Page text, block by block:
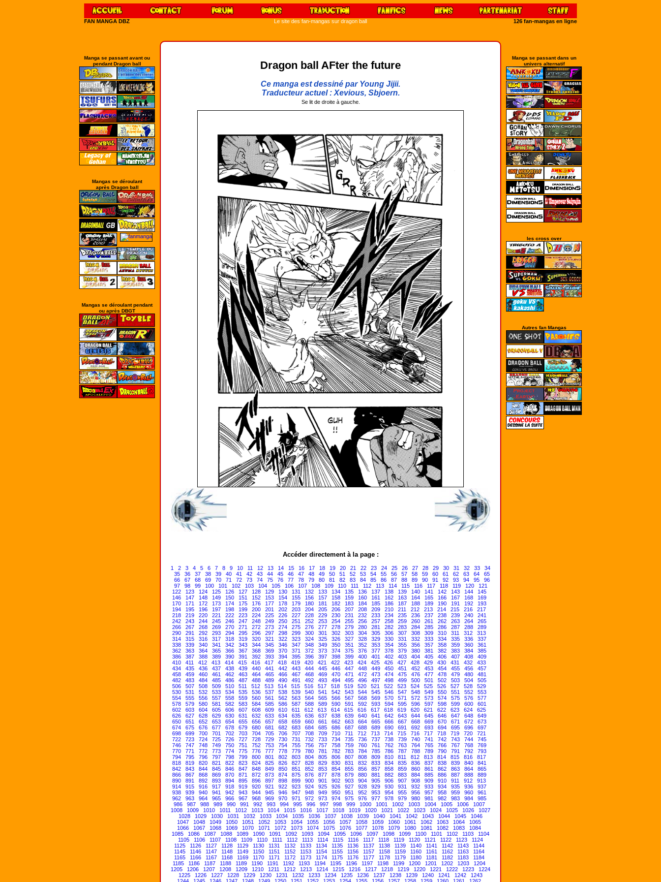
FAN MANGA DBZ Le site des fan-mangas sur dragon ball 126 fan-mangas en ligne
Manga se passant dans un
univers alternatif
les cross over
Autres fan Mangas
Manga se passant avant ou
pendant Dragon ball
Mangas se déroulant
après Dragon ball
Mangas se déroulant pendant
ou après DBGT
Dragon ball AFter the future
Ce manga est dessiné par Young Jijii.
Traducteur actuel : Xevious, Sbjoern.
Se lit de droite à gauche.
Accéder directement à la page :
1 2 3 4 5 6 7 8 9 10 11 12 13 14 15 16 17 18 19 20 21 22 23 24 25 26 27 28 29 30 31 32 33
34
35
36 37 38 39 40 41 42 43 44 45 46 47 48 49 50 51 52 53 54 55 56 57 58 59 60 61 62 63 64
65
66
67 68 69 70 71 72 73 74 75 76 77 78 79 80 81 82 83 84 85 86 87 88 89 90 91 92 93 94 95
96
97
98 99 100 101 102 103 104 105 106 107 108 109 110 111 112 113 114 115 116 117 118 119 120
121
122
123 124 125 126 127 128 129 130 131 132 133 134 135 136 137 138 139 140 141 142 143 144
145
146
147 148 149 150 151 152 153 154 155 156 157 158 159 160 161 162 163 164 165 166 167 168
169
170
171 172 173 174 175 176 177 178 179 180 181 182 183 184 185 186 187 188 189 190 191 192
193
194
195 196 197 198 199 200 201 202 203 204 205 206 207 208 209 210 211 212 213 214 215 216
217
218
219 220 221 222 223 224 225 226 227 228 229 230 231 232 233 234 235 236 237 238 239 240
241
242
243 244 245 246 247 248 249 250 251 252 253 254 255 256 257 258 259 260 261 262 263 264
265
266
267 268 269 270 271 272 273 274 275 276 277 278 279 280 281 282 283 284 285 286 287 288
289
290
291 292 293 294 295 296 297 298 299 300 301 302 303 304 305 306 307 308 309 310 311 312
313
314
315 316 317 318 319 320 321 322 323 324 325 326 327 328 329 330 331 332 333 334 335 336
337
338
339 340 341 342 343 344 345 346 347 348 349 350 351 352 353 354 355 356 357 358 359 360
361
362
363 364 365 366 367 368 369 370 371 372 373 374 375 376 377 378 379 380 381 382 383 384
385
386
387 388 389 390 391 392 393 394 395 396 397 398 399 400 401 402 403 404 405 406 407 408
409
410
411 412 413 414 415 416 417 418 419 420 421 422 423 424 425 426 427 428 429 430 431 432
433
434
435 436 437 438 439 440 441 442 443 444 445 446 447 448 449 450 451 452 453 454 455 456
457
458
459 460 461 462 463 464 465 466 467 468 469 470 471 472 473 474 475 476 477 478 479 480
481
482
483 484 485 486 487 488 489 490 491 492 493 494 495 496 497 498 499 500 501 502 503 504
505
506
507 508 509 510 511 512 513 514 515 516 517 518 519 520 521 522 523 524 525 526 527 528
529
530
531 532 533 534 535 536 537 538 539 540 541 542 543 544 545 546 547 548 549 550 551 552
553
554
555 556 557 558 559 560 561 562 563 564 565 566 567 568 569 570 571 572 573 574 575 576
577
578
579 580 581 582 583 584 585 586 587 588 589 590 591 592 593 594 595 596 597 598 599 600
601
602
603 604 605 606 607 608 609 610 611 612 613 614 615 616 617 618 619 620 621 622 623 624
625
626
627 628 629 630 631 632 633 634 635 636 637 638 639 640 641 642 643 644 645 646 647 648
649
650
651 652 653 654 655 656 657 658 659 660 661 662 663 664 665 666 667 668 669 670 671 672
673
674
675 676 677 678 679 680 681 682 683 684 685 686 687 688 689 690 691 692 693 694 695 696
697
698
699 700 701 702 703 704 705 706 707 708 709 710 711 712 713 714 715 716 717 718 719 720
721
722
723 724 725 726 727 728 729 730 731 732 733 734 735 736 737 738 739 740 741 742 743 744
745
746
747 748 749 750 751 752 753 754 755 756 757 758 759 760 761 762 763 764 765 766 767 768
769
770
771 772 773 774 775 776 777 778 779 780 781 782 783 784 785 786 787 788 789 790 791 792
793
794
795 796 797 798 799 800 801 802 803 804 805 806 807 808 809 810 811 812 813 814 815 816
817
818
819 820 821 822 823 824 825 826 827 828 829 830 831 832 833 834 835 836 837 838 839 840
841
842
843 844 845 846 847 848 849 850 851 852 853 854 855 856 857 858 859 860 861 862 863 864
865
866
867 868 869 870 871 872 873 874 875 876 877 878 879 880 881 882 883 884 885 886 887 888
889
890
891 892 893 894 895 896 897 898 899 900 901 902 903 904 905 906 907 908 909 910 911 912
913
914
915 916 917 918 919 920 921 922 923 924 925 926 927 928 929 930 931 932 933 934 935 936
937
938
939 940 941 942 943 944 945 946 947 948 949 950 951 952 953 954 955 956 957 958 959 960
961
962
963 964 965 966 967 968 969 970 971 972 973 974 975 976 977 978 979 980 981 982 983 984
985
986
987 988 989 990 991 992 993 994 995 996 997 998 999 1000 1001 1002 1003 1004 1005 1006
1007
1008
1009 1010 1011 1012 1013 1014 1015 1016 1017 1018 1019 1020 1021 1022 1023 1024 1025 1026
1027
1028
1029 1030 1031 1032 1033 1034 1035 1036 1037 1038 1039 1040 1041 1042 1043 1044 1045
1046
1047
1048 1049 1050 1051 1052 1053 1054 1055 1056 1057 1058 1059 1060 1061 1062 1063 1064
1065
1066
1067 1068 1069 1070 1071 1072 1073 1074 1075 1076 1077 1078 1079 1080 1081 1082 1083
1084
1085
1086 1087 1088 1089 1090 1091 1092 1093 1094 1095 1096 1097 1098 1099 1100 1101 1102 1103
1104
1105
1106 1107 1108 1109 1110 1111 1112 1113 1114 1115 1116 1117 1118 1119 1120 1121 1122 1123
1124
1125
1126 1127 1128 1129 1130 1131 1132 1133 1134 1135 1136 1137 1138 1139 1140 1141 1142 1143
1144
1145
1146 1147 1148 1149 1150 1151 1152 1153 1154 1155 1156 1157 1158 1159 1160 1161 1162 1163
1164
1165
1166 1167 1168 1169 1170 1171 1172 1173 1174 1175 1176 1177 1178 1179 1180 1181 1182 1183
1184
1185
1186 1187 1188 1189 1190 1191 1192 1193 1194 1195 1196 1197 1198 1199 1200 1201 1202 1203
1204
1205
1206 1207 1208 1209 1210 1211 1212 1213 1214 1215 1216 1217 1218 1219 1220 1221 1222 1223
1224
1225
1226 1227 1228 1229 1230 1231 1232 1233 1234 1235 1236 1237 1238 1239 1240 1241 1242
1243
1244
1245 1246 1247 1248 1249 1250 1251 1252 1253 1254 1255 1256 1257 1258 1259 1260 1261 1262